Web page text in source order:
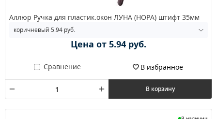
Аллюр Ручка для пластик.окон ЛУНА (HOPA) штифт 35мм
Цена от 5.94 руб.
Сравнение В избранное
В корзину